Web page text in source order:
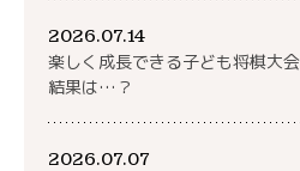
2026.07.14
楽しく成長できる子ども将棋大
結果は…？
2026.07.07